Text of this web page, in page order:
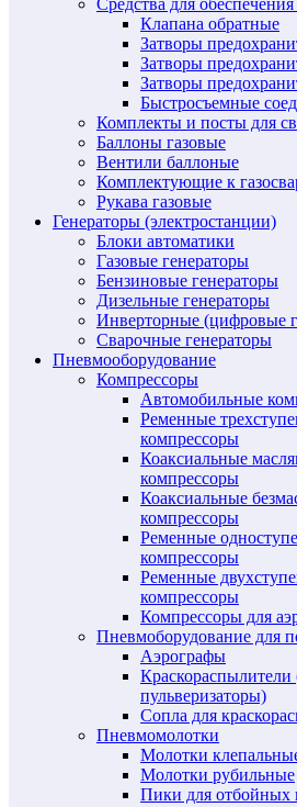
Клапана обратные
Затворы
Затворы
Затворы
Быстросъемные
Комплекты и посты для
Баллоны газовые
Вентили баллоные
Комплектующие к
Рукава газовые
Генераторы (электростанции)
Блоки автоматики
Газовые генераторы
Бензиновые генераторы
Дизельные генераторы
Инверторные (цифровые
Сварочные генераторы
Пневмооборудование
Компрессоры
Автомобильные
Ременные
компрессоры
Коаксиальные
компрессоры
Коаксиальные
компрессоры
Ременные
компрессоры
Ременные
компрессоры
Компрессоры для
Пневмоборудование для
Аэрографы
Краскораспылители
пульверизаторы)
Сопла для
Пневмомолотки
Молотки
Молотки рубильные
Пики для отбойных